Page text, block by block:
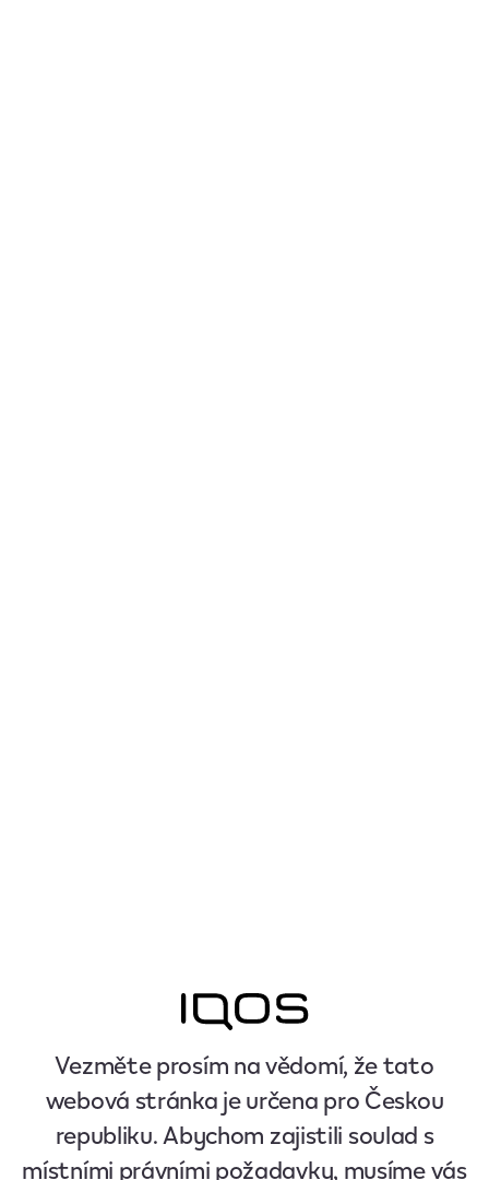
Vezměte prosím na vědomí, že tato
webová stránka je určena pro Českou
republiku. Abychom zajistili soulad s
místními právními požadavky, musíme vás